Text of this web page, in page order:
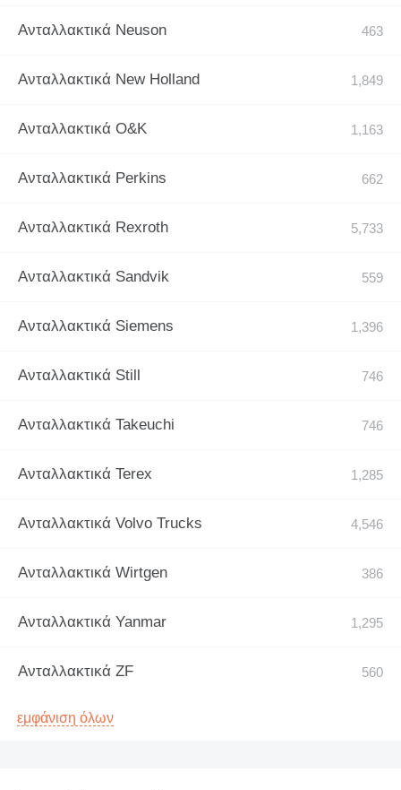
Ανταλλακτικά Neuson
Ανταλλακτικά New Holland
Ανταλλακτικά O&K
Ανταλλακτικά Perkins
Ανταλλακτικά Rexroth
Ανταλλακτικά Sandvik
Ανταλλακτικά Siemens
Ανταλλακτικά Still
Ανταλλακτικά Takeuchi
Ανταλλακτικά Terex
Ανταλλακτικά Volvo Trucks
Ανταλλακτικά Wirtgen
Ανταλλακτικά Yanmar
Ανταλλακτικά ZF
εμφάνιση όλων